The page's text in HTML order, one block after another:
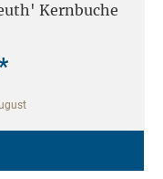
Kernbuche